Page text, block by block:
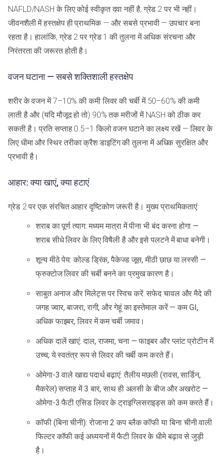
NAFLD/NASH के लिए कोई स्वीकृत दवा नहीं है, ग्रेड 2 पर भी नहीं।
जीवनशैली में हस्तक्षेप ही प्राथमिक — और सबसे प्रभावी — उपचार बना
रहता है। हालांकि, ग्रेड 2 पर ग्रेड 1 की तुलना में अधिक संरचना और
निरंतरता की जरूरत होती है।
वजन घटाना — सबसे शक्तिशाली हस्तक्षेप
शरीर के वजन में 7–10% की कमी लिवर की चर्बी में 50–60% की कमी
लाती है और (यदि मौजूद हो तो) 90% तक मरीजों में NASH को ठीक कर
सकती है। प्रति सप्ताह 0.5–1 किलो वजन घटाने का लक्ष्य रखें — लिवर के
लिए धीमा और स्थिर तरीका क्रैश डाइटिंग की तुलना में अधिक सुरक्षित और
प्रभावी है।
आहार: क्या खाएं, क्या हटाएं
ग्रेड 2 पर एक संरचित आहार दृष्टिकोण जरूरी है। मुख्य प्राथमिकताएं:
शराब का पूर्ण त्याग: मध्यम मात्रा में पीना भी बंद करना होगा —
शराब सीधे लिवर के लिए विषैली है और इसे पलटने में बाधा बनेगी।
शून्य मीठे पेय: कोल्ड ड्रिंक, पैकेज्ड जूस, मीठी छाछ या लस्सी —
फ्रुक्टोज लिवर की चर्बी बनने का प्रमुख कारण है।
साबुत अनाज और मिलेट्स पर स्विच करें: सफेद चावल और मैदे की
जगह ज्वार, बाजरा, रागी, और गेहूं का इस्तेमाल करें — कम GI,
अधिक फाइबर, लिवर में कम चर्बी जमाव।
अधिक दालें खाएं: दाल, राजमा, चना — फाइबर और प्लांट प्रोटीन में
उच्च; ये स्वतंत्र रूप से लिवर की चर्बी कम करते हैं।
ओमेगा-3 वाले खाद्य पदार्थ बढ़ाएं: तैलीय मछली (रावस, सार्डिन,
मैकरेल) सप्ताह में 3 बार, साथ ही अलसी के बीज और अखरोट —
ओमेगा-3 फैटी एसिड लिवर के ट्राइग्लिसराइड्स को कम करते हैं।
कॉफी (बिना चीनी): रोजाना 2 कप ब्लैक कॉफी या बिना चीनी वाली
फिल्टर कॉफी कई अध्ययनों में फैटी लिवर के धीमे बढ़ाव से जुड़ी
है।